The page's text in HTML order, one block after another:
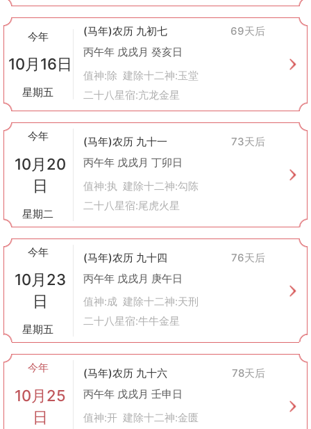
今年
10月16日
星期五
(马年)农历 九初七
69天后
丙午年 戊戌月 癸亥日
值神:除 建除十二神:玉堂
二十八星宿:亢龙金星
今年
10月20
日
星期二
(马年)农历 九十一
73天后
丙午年 戊戌月 丁卯日
值神:执 建除十二神:勾陈
二十八星宿:尾虎火星
今年
10月23
日
星期五
(马年)农历 九十四
76天后
丙午年 戊戌月 庚午日
值神:成 建除十二神:天刑
二十八星宿:牛牛金星
今年
10月25
日
(马年)农历 九十六
78天后
丙午年 戊戌月 壬申日
值神:开 建除十二神:金匮